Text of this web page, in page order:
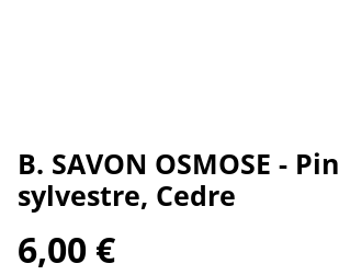
B. SAVON OSMOSE - Pin
sylvestre, Cedre
6,00 €